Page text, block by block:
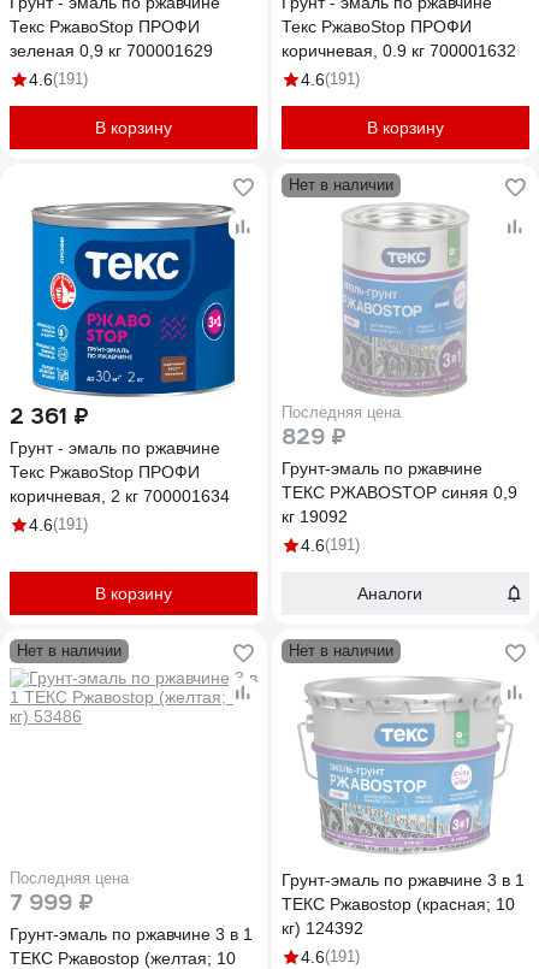
Текс РжавоStop ПРОФИ
зеленая 0,9 кг 700001629
4.6(191)
В корзину
Текс РжавоStop ПРОФИ
коричневая, 0.9 кг 700001632
4.6(191)
В корзину
2 361 ₽
Грунт - эмаль по ржавчине
Текс РжавоStop ПРОФИ
коричневая, 2 кг 700001634
4.6(191)
В корзину
Нет в наличии
Последняя цена
829 ₽
Грунт-эмаль по ржавчине
ТЕКС РЖАВОSTOP синяя 0,9
кг 19092
4.6(191)
Аналоги
Нет в наличии
Последняя цена
7 999 ₽
Грунт-эмаль по ржавчине 3 в 1
ТЕКС Ржавоstop (желтая; 10
Нет в наличии
Грунт-эмаль по ржавчине 3 в 1
ТЕКС Ржавоstop (красная; 10
кг) 124392
4.6(191)